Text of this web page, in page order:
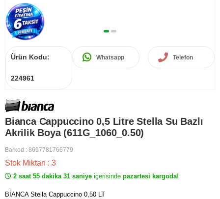
Ürün Kodu:
224961
Whatsapp Telefon
Bianca Cappuccino 0,5 Litre Stella Su Bazlı
Akrilik Boya (611G_1060_0.50)
Barkod : 8697781766779
Stok Miktarı : 3
2 saat 55 dakika 31 saniye içerisinde pazartesi kargoda!
BİANCA Stella Cappuccino 0,50 LT